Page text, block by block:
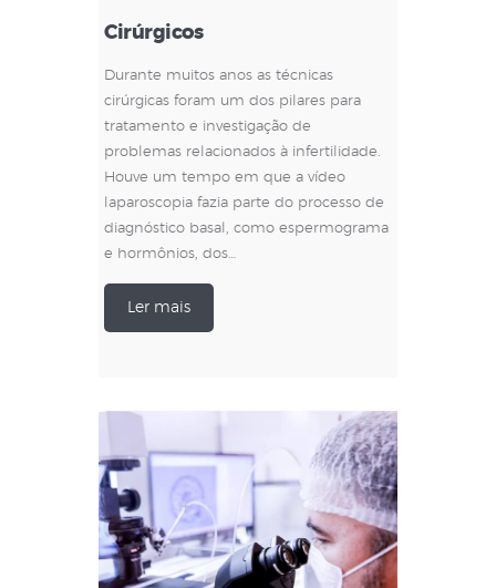
Cirúrgicos
Durante muitos anos as técnicas
cirúrgicas foram um dos pilares para
tratamento e investigação de
problemas relacionados à infertilidade.
Houve um tempo em que a vídeo
laparoscopia fazia parte do processo de
diagnóstico basal, como espermograma
e hormônios, dos…
Ler mais